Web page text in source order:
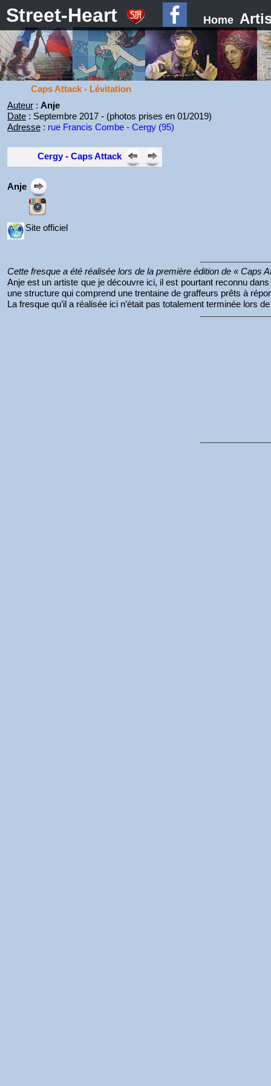
Street-Heart Home
Caps Attack - Lévitation
Auteur: Anje
Date: Septembre 2017 - (photos prises en 01/2019)
Adresse: rue Francis Combe - Cergy (95)
Cergy - Caps Attack
Anje
Site officiel
Cette fresque a été réalisée lors de la première édition de « Caps
Anje est un artiste que je découvre ici, il est pourtant reconnu
une structure qui comprend une trentaine de graffeurs prêts à
La fresque qu’il a réalisée ici n’était pas totalement terminée lors